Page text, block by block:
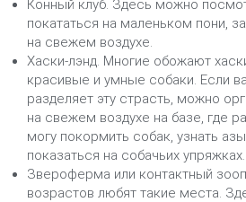
Конный клуб. Здесь можно
покататься на маленьком пони,
на свежем воздухе.
Хаски-лэнд. Многие обожают
красивые и умные собаки. Если
разделяет эту страсть, можно
на свежем воздухе на базе, где
могу покормить собак, узнать
показаться на собачьих упряжках.
Звероферма или контактный
возрастов любят такие места.